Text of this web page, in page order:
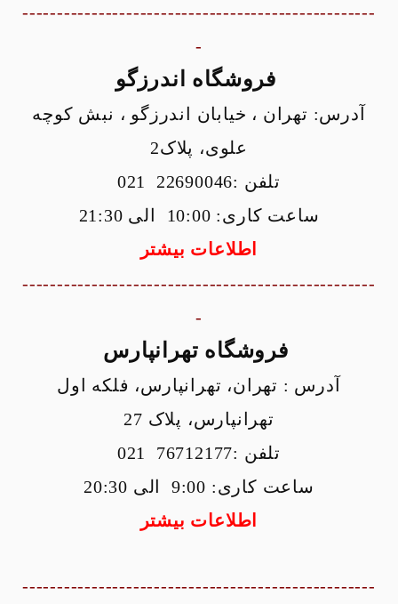
ورود / ثبت نام فروشگاه اینترنتی
---------------------------------------------------
-
فروشگاه اندرزگو
آدرس: تهران ، خیابان اندرزگو ، نبش کوچه
علوی، پلاک2
تلفن :22690046 021
ساعت کاری: 10:00 الی 21:30
اطلاعات بیشتر
---------------------------------------------------
-
فروشگاه تهرانپارس
آدرس : تهران، تهرانپارس، فلکه اول
تهرانپارس، پلاک 27
تلفن :76712177 021
ساعت کاری: 9:00 الی 20:30
اطلاعات بیشتر
---------------------------------------------------